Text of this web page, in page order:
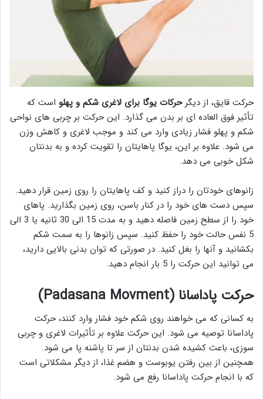
حرکت قایق، از دیگرحرکات یوگا برای لاغری شکم و پهلو است که
تأثیر فوق العاده ای بر بدن می گذارد. این حرکت بر چربی های نواحی
شکم و پهلو فشار زیادی وارد می کند و موجب لاغری و کاهش وزن
می شود. علاوه بر این، یوگا پاهایتان را تقویت کرده و به بدنتان
شکل خوبی می دهد.
زانوهای خودتان را دراز کنید و کف پاهایتان را روی زمین قرار دهید.
سپس دست های خود را در کنار باسن، روی زمین بگذارید. پاهای
خود را از سطح زمین فاصله دهید و به مدت 15 الی 30 ثانیه یا 3 الی
5 نفس حالت خود را حفظ کنید. سپس زانوها را به سمت شکم
بکشانید و آنها را بغل کنید. در صورتی که توان بدنی بالایی دارید،
می توانید این حرکت را 5 بار انجام دهید.
حرکت پاداسانا (Padasana Movment )
به کسانی که می خواهند روی شکم خود فشار وارد کنند، حرکت
پاداسانا توصیه می شود. این حرکت علاوه بر تأثیرات لاغری و چربی
سوزی، باعث کشیده شدن بدنتان از سر تا پاشنه پا می شود.
همچنین از بین رفتن یوبوست و هضم غذا، از دیگر مشکلاتی است
که با انجام حرکت پاداسانا رفع می شود.